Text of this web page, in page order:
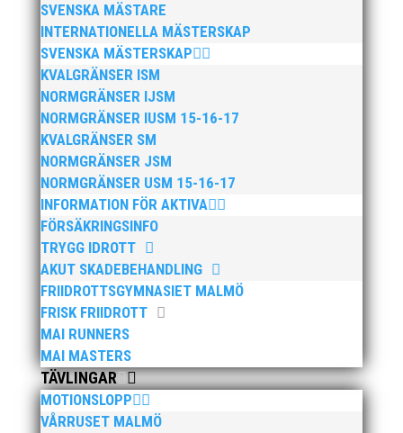
SVENSKA MÄSTARE
INTERNATIONELLA MÄSTERSKAP
SVENSKA MÄSTERSKAP
KVALGRÄNSER ISM
NORMGRÄNSER IJSM
NORMGRÄNSER IUSM 15-16-17
KVALGRÄNSER SM
NORMGRÄNSER JSM
NORMGRÄNSER USM 15-16-17
INFORMATION FÖR AKTIVA
FÖRSÄKRINGSINFO
TRYGG IDROTT
AKUT SKADEBEHANDLING
FRIIDROTTSGYMNASIET MALMÖ
FRISK FRIIDROTT
MAI RUNNERS
MAI MASTERS
TÄVLINGAR
MOTIONSLOPP
VÅRRUSET MALMÖ